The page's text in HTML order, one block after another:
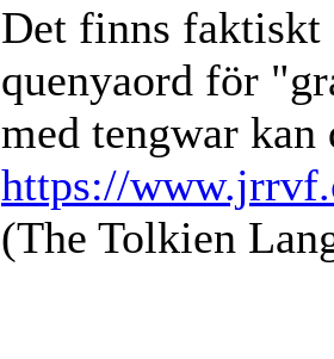
Det finns faktiskt
quenyaord för
med tengwar kan
https://
(The Tolkien